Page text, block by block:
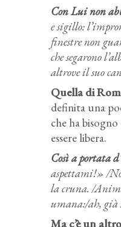
Con Lui non
e sigillo:
finestre non
che segarono
altrove il suo
Quella di
definita una
che ha bisogno
essere libera.
Così a portata
aspettami!» /
la cruna. /
umana:/ah, già
Ma c’è un